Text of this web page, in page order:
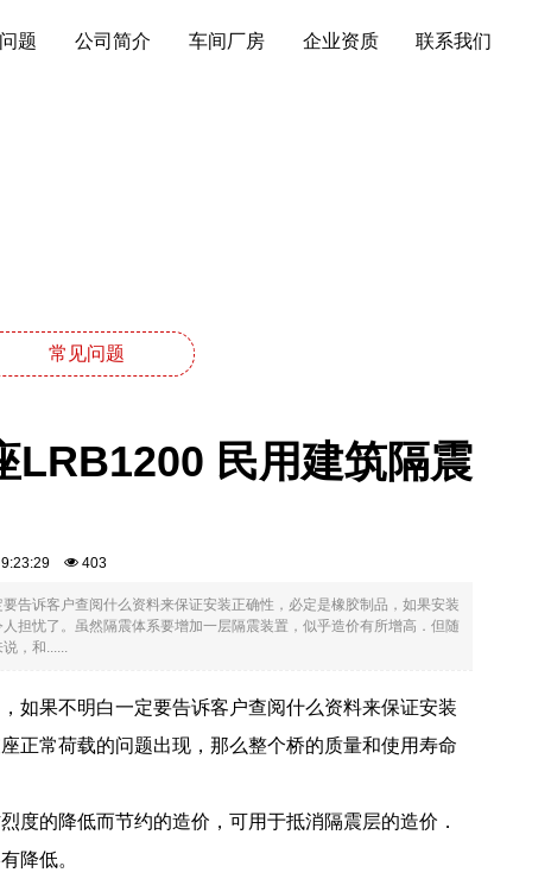
题 公司简介 车间厂房 企业资质 联系我们
常见问题
LRB1200 民用建筑隔震
403
告诉客户查阅什么资料来保证安装正确性，必定是橡胶制品，如果安装
担忧了。虽然隔震体系要增加一层隔震装置，似乎造价有所增高．但随
，和......
如果不明白一定要告诉客户查阅什么资料来保证安装
正常荷载的问题出现，那么整个桥的质量和使用寿命
度的降低而节约的造价，可用于抵消隔震层的造价．
降低。